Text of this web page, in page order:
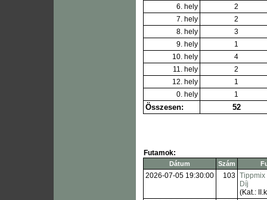
6. hely
2
7. hely
2
8. hely
3
9. hely
1
10. hely
4
11. hely
2
12. hely
1
0. hely
1
Összesen: 52
Futamok:
Dátum Szám
2026-07-05 19:30:00 103 Tippmix
Díj
(Kat.: